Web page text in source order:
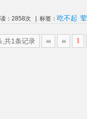
：2858次 | 标签： 吃不起
共1条记录 1